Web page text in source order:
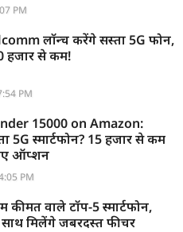
PM
लॉन्च करेंगे सस्ता 5G फोन,
हजार से कम!
PM
15000 on Amazon:
5G स्मार्टफोन? 15 हजार से कम
ऑप्शन
PM
कीमत वाले टॉप-5 स्मार्टफोन,
मिलेंगे जबरदस्त फीचर